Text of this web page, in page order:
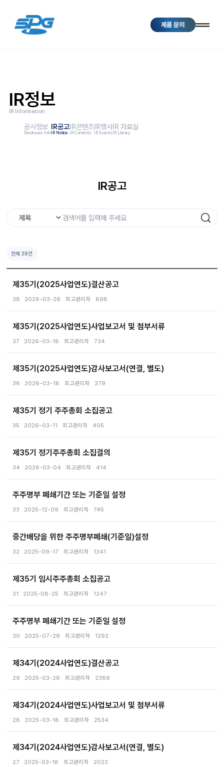
제품 문의
IR정보
IR Information
공시정보
Disclosure Info
IR공고
IR Notice
IR콘텐츠
IR Contents
IR행사
IR Events
IR 자료실
IR Library
IR공고
전체38건
38
제35기(2025사업연도)결산공고
최고관리자
2026-03-26 898
37
제35기(2025사업연도)사업보고서 및 첨부서류
최고관리자
2026-03-18 734
36
제35기(2025사업연도)감사보고서(연결, 별도)
최고관리자
2026-03-18 379
35
제35기 정기 주주총회 소집공고
최고관리자
2026-03-11 405
34
제35기 정기주주총회 소집결의
최고관리자
2026-03-04 414
33
주주명부 폐쇄기간 또는 기준일 설정
최고관리자
2025-12-09 745
32
중간배당을 위한 주주명부폐쇄(기준일)설정
최고관리자
2025-09-17 1341
31
제35기 임시주주총회 소집공고
최고관리자
2025-08-25 1247
30
주주명부 폐쇄기간 또는 기준일 설정
최고관리자
2025-07-29 1292
29
제34기(2024사업연도)결산공고
최고관리자
2025-03-26 2386
28
제34기(2024사업연도)사업보고서 및 첨부서류
최고관리자
2025-03-18 2534
27
제34기(2024사업연도)감사보고서(연결, 별도)
최고관리자
2025-03-18 2023